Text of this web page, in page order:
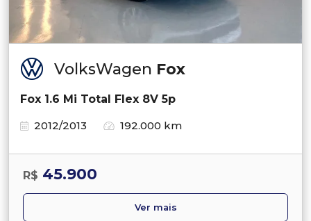
VolksWagen Fox
Fox 1.6 Mi Total Flex 8V 5p
2012/2013
192.000 km
R$ 45.900
Ver mais